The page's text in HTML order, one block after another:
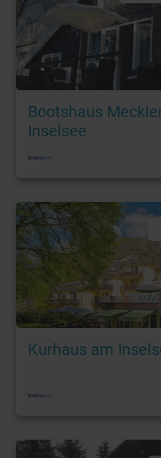
Bootshaus
Inselsee
Kurhaus am